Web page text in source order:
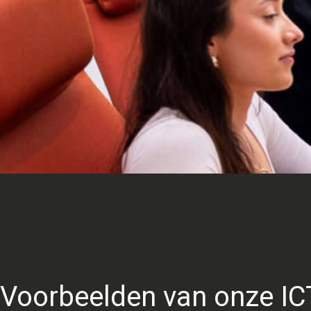
Voorbeelden van onze